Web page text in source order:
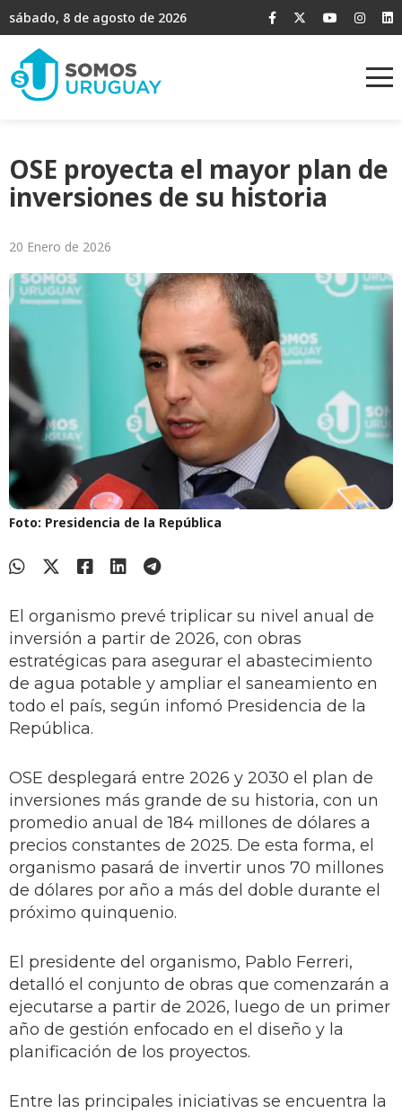
sábado, 8 de agosto de 2026
OSE proyecta el mayor plan de
inversiones de su historia
20 Enero de 2026
Foto: Presidencia de la República
El organismo prevé triplicar su nivel anual de
inversión a partir de 2026, con obras
estratégicas para asegurar el abastecimiento
de agua potable y ampliar el saneamiento en
todo el país, según infomó Presidencia de la
República.
OSE desplegará entre 2026 y 2030 el plan de
inversiones más grande de su historia, con un
promedio anual de 184 millones de dólares a
precios constantes de 2025. De esta forma, el
organismo pasará de invertir unos 70 millones
de dólares por año a más del doble durante el
próximo quinquenio.
El presidente del organismo, Pablo Ferreri,
detalló el conjunto de obras que comenzarán a
ejecutarse a partir de 2026, luego de un primer
año de gestión enfocado en el diseño y la
planificación de los proyectos.
Entre las principales iniciativas se encuentra la